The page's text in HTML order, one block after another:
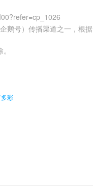
鹅号）传播渠道之一，根据
彩